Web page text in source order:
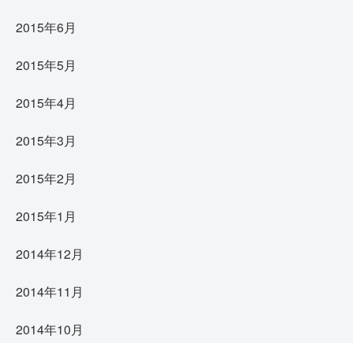
2015年6月
2015年5月
2015年4月
2015年3月
2015年2月
2015年1月
2014年12月
2014年11月
2014年10月